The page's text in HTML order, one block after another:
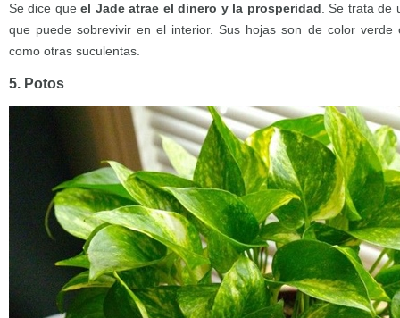
Se dice queel Jade atrae el dinero y la prosperidad . Se trata
que puede sobrevivir en el interior. Sus hojas son de color
como otras suculentas.
5. Potos